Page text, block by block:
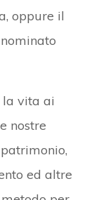
oppure il
la vita ai
nostre
ed altre